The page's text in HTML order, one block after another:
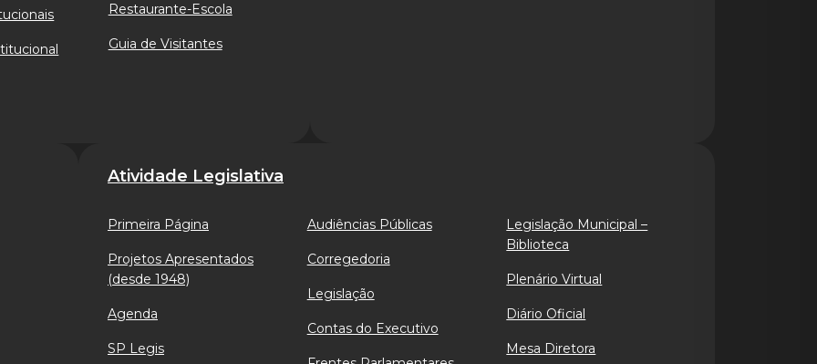
Restaurante-Escola
Guia de Visitantes
Atividade Legislativa
Primeira Página
Projetos Apresentados
(desde 1948)
Agenda
SP Legis
Audiências Públicas
Corregedoria
Legislação
Contas do Executivo
Legislação Municipal –
Biblioteca
Plenário Virtual
Diário Oficial
Mesa Diretora